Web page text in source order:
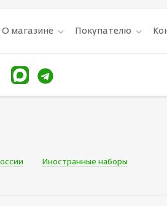
О магазине Покупателю
Иностранные наборы